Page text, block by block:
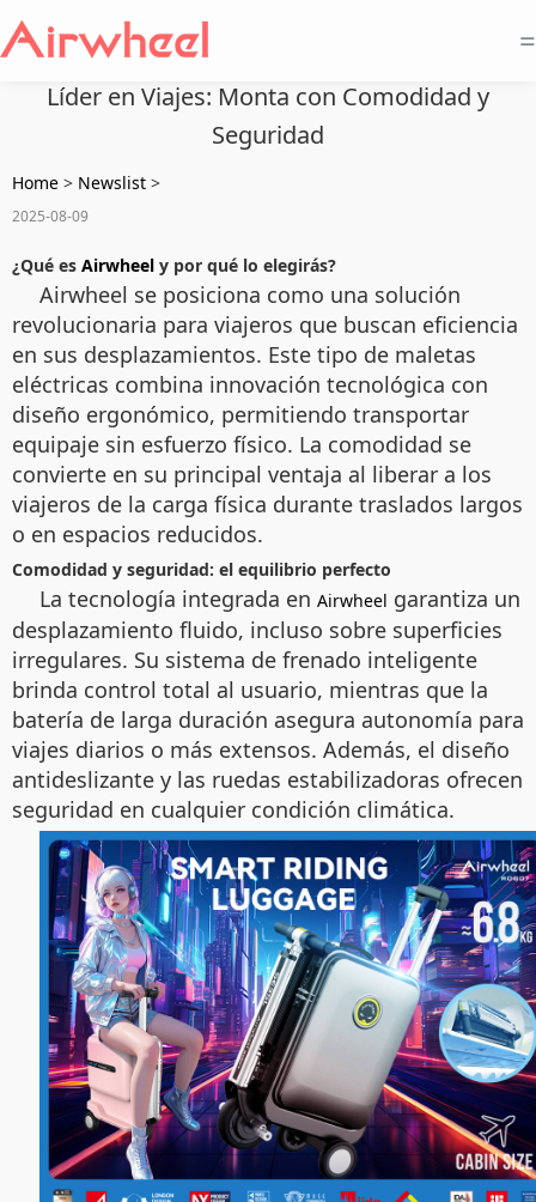
=
Líder en Viajes: Monta con Comodidad y
Seguridad
Home > Newslist >
2025-08-09
¿Qué es Airwheel y por qué lo elegirás?
Airwheel se posiciona como una solución
revolucionaria para viajeros que buscan eficiencia
en sus desplazamientos. Este tipo de maletas
eléctricas combina innovación tecnológica con
diseño ergonómico, permitiendo transportar
equipaje sin esfuerzo físico. La comodidad se
convierte en su principal ventaja al liberar a los
viajeros de la carga física durante traslados largos
o en espacios reducidos.
Comodidad y seguridad: el equilibrio perfecto
La tecnología integrada en Airwheel garantiza un
desplazamiento fluido, incluso sobre superficies
irregulares. Su sistema de frenado inteligente
brinda control total al usuario, mientras que la
batería de larga duración asegura autonomía para
viajes diarios o más extensos. Además, el diseño
antideslizante y las ruedas estabilizadoras ofrecen
seguridad en cualquier condición climática.